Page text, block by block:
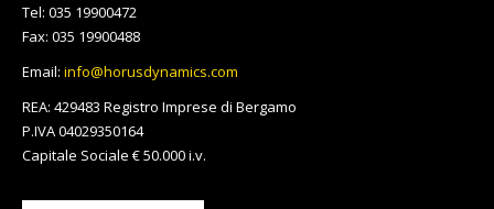
windowwindowwindowwindow
Tel: 035 19900472
Fax: 035 19900488
Email: info@horusdynamics.com
REA: 429483 Registro Imprese di Bergamo
P.IVA 04029350164
Capitale Sociale € 50.000 i.v.